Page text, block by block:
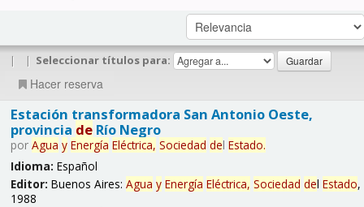
| | Seleccionar títulos para:
Hacer reserva
Estación transformadora San Antonio Oeste,
provincia deRío Negro
por Agua y Energía Eléctrica, Sociedad del Estado.
Idioma: Español
Editor: Buenos Aires: Agua y Energía Eléctrica, Sociedad del Estado,
1988